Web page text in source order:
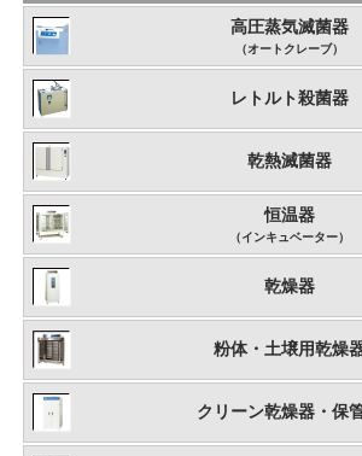
高圧蒸気滅菌器
（オートクレーブ）
レトルト殺菌器
乾熱滅菌器
恒温器
（インキュベーター）
乾燥器
粉体・土壌用乾燥
クリーン乾燥器・保